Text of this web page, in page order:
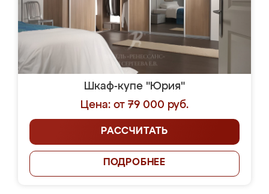
Шкаф-купе "Юрия"
Цена: от 79 000 руб.
РАССЧИТАТЬ
ПОДРОБНЕЕ